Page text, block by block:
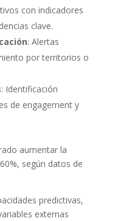
con indicadores
clave.
: Alertas
por territorios o
: Identificación
de engagement y
aumentar la
según datos de
predictivas,
externas